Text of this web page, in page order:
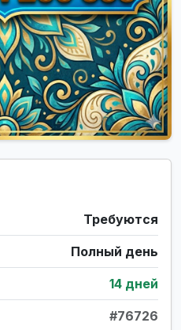
Требуются
Полный день
14 дней
#76726